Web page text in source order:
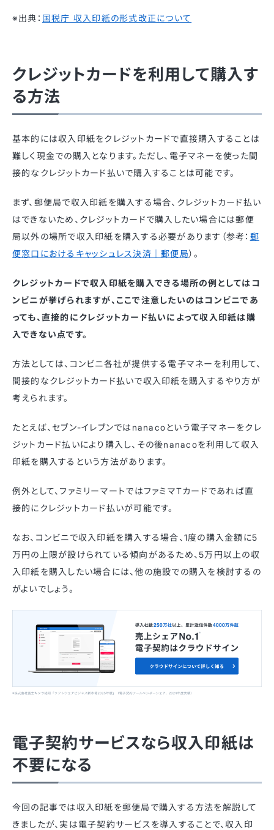
※出典： 国税庁 収入印紙の形式改正について
クレジットカードを利用して購入す
る方法
基本的には収入印紙をクレジットカードで直接購入することは
難しく現金での購入となります。ただし、電子マネーを使った間
接的なクレジットカード払いで購入することは可能です。
まず、郵便局で収入印紙を購入する場合、クレジットカード払い
はできないため、クレジットカードで購入したい場合には郵便
局以外の場所で収入印紙を購入する必要があります（参考： 郵
便窓口におけるキャッシュレス決済｜郵便局）。
クレジットカードで収入印紙を購入できる場所の例としてはコ
ンビニが挙げられますが、ここで注意したいのはコンビニであ
っても、直接的にクレジットカード払いによって収入印紙は購
入できない点です。
方法としては、コンビニ各社が提供する電子マネーを利用して、
間接的なクレジットカード払いで収入印紙を購入するやり方が
考えられます。
たとえば、セブン-イレブンではnanacoという電子マネーをクレ
ジットカード払いにより購入し、その後nanacoを利用して収入
印紙を購入するという方法があります。
例外として、ファミリーマートではファミマTカードであれば直
接的にクレジットカード払いが可能です。
なお、コンビニで収入印紙を購入する場合、1度の購入金額に5
万円の上限が設けられている傾向があるため、5万円以上の収
入印紙を購入したい場合には、他の施設での購入を検討するの
がよいでしょう。
電子契約サービスなら収入印紙は
不要になる
今回の記事では収入印紙を郵便局で購入する方法を解説して
きましたが、実は電子契約サービスを導入することで、収入印